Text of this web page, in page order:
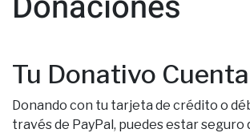
Tu Donativo Cuenta
Donando con tu tarjeta de crédito o
través de PayPal, puedes estar seguro